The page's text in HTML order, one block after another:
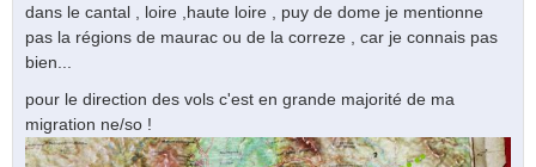
dans le cantal , loire ,haute loire , puy de dome je mentionne
pas la régions de maurac ou de la correze , car je connais pas
bien...
pour le direction des vols c'est en grande majorité de ma
migration ne/so !